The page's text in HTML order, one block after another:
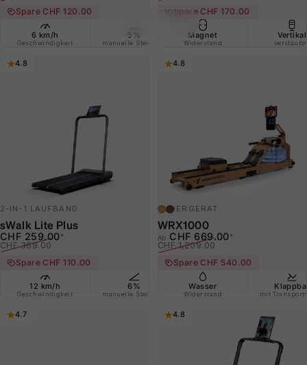
Spare CHF 120.00
6 km/h
Geschwindigkeit
5%
manuelle Steigung
Schrittzähler
integriert mit
Spare CHF 170.00
Magnet
Widerstand
Vertikal
4.8
2-IN-1 LAUFBAND
sWalk Lite Plus
Verkaufspreis
CHF 259.00*
Normaler Preis
CHF 369.00
Spare CHF 110.00
12 km/h
Geschwindigkeit
6%
manuelle Steigung
Schrittzähler
integriert
4.8
hellbraun
dunkelbraun
RUDERGERÄT
WRX1000
Verkaufspreis
Ab CHF 669.00*
Normaler Preis
CHF 1,209.00
Spare CHF 540.00
Wasser
Widerstand mit
4.7 4.8